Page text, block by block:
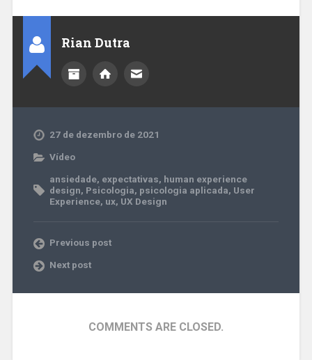
Rian Dutra
27 de dezembro de 2021
Vídeo
ansiedade, expectativas, human experience
design, Psicologia, psicologia aplicada, User
Experience, ux, UX Design
Previous post
Next post
COMMENTS ARE CLOSED.